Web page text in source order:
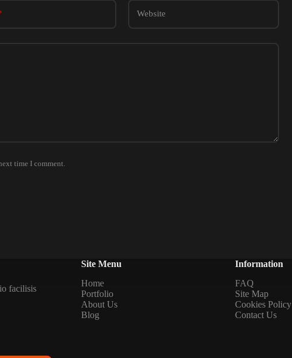
Website
time I comment.
facilisis
Site Menu
Home
Portfolio
About Us
Blog
Information
FAQ
Site Map
Cookies Policy
Contact Us